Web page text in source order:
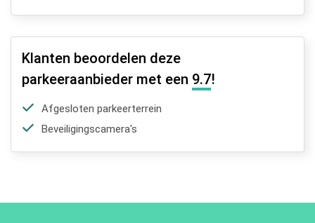
Klanten beoordelen deze
parkeeraanbieder met een 9.7!
Afgesloten parkeerterrein
Beveiligingscamera's